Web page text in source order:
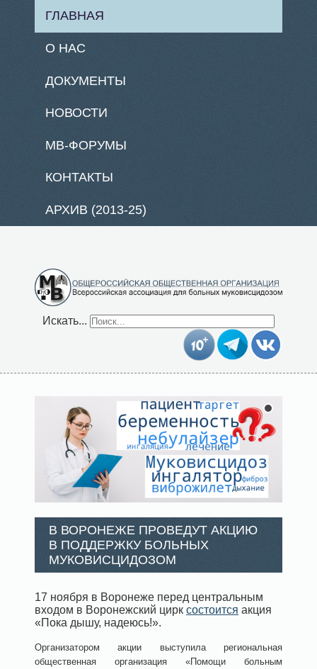
ГЛАВНАЯ
О НАС
ДОКУМЕНТЫ
НОВОСТИ
МВ-ФОРУМЫ
КОНТАКТЫ
АРХИВ (2013-25)
Искать...
В ВОРОНЕЖЕ ПРОВЕДУТ АКЦИЮ
В ПОДДЕРЖКУ БОЛЬНЫХ
МУКОВИСЦИДОЗОМ
17 ноября в Воронеже перед центральным
входом в Воронежский цирк состоится акция
«Пока дышу, надеюсь!».
Организатором акции выступила региональная
общественная организация «Помощи больным